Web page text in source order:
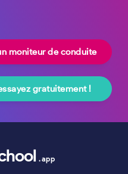
moniteur de conduite
gratuitement !
.app